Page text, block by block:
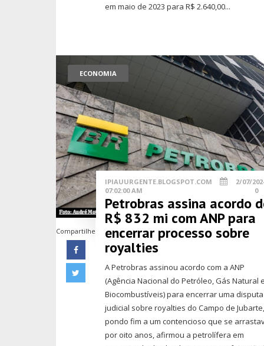
em maio de 2023 para R$ 2.640,00...
ECONOMIA
Compartilhe
IPIAUURGENTE.BLOGSPOT.COM
2/07/
07:02:00 AM
0
Petrobras assina acordo
R$ 832 mi com ANP para
encerrar processo sobre
royalties
A Petrobras assinou acordo com a ANP
(Agência Nacional do Petróleo, Gás Natural
Biocombustíveis) para encerrar uma disputa
judicial sobre royalties do Campo de
pondo fim a um contencioso que se
por oito anos, afirmou a petrolífera em